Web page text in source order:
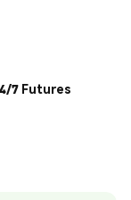
7 Futures